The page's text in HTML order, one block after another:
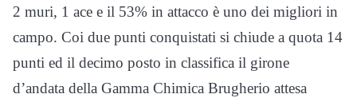
2 muri, 1 ace e il 53% in attacco è uno dei migliori in
campo. Coi due punti conquistati si chiude a quota 14
punti ed il decimo posto in classifica il girone
d’andata della Gamma Chimica Brugherio attesa